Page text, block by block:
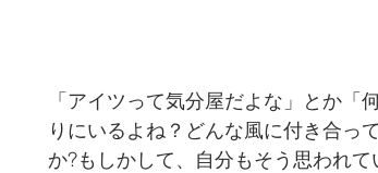
「アイツって気分屋だよな」とか
りにいるよね？どんな風に付き合っ
か?もしかして、自分もそう思われ